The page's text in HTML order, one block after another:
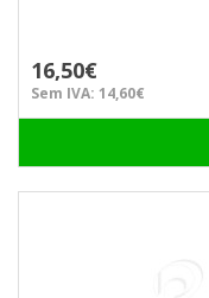
16,50€
Sem IVA: 14,60€